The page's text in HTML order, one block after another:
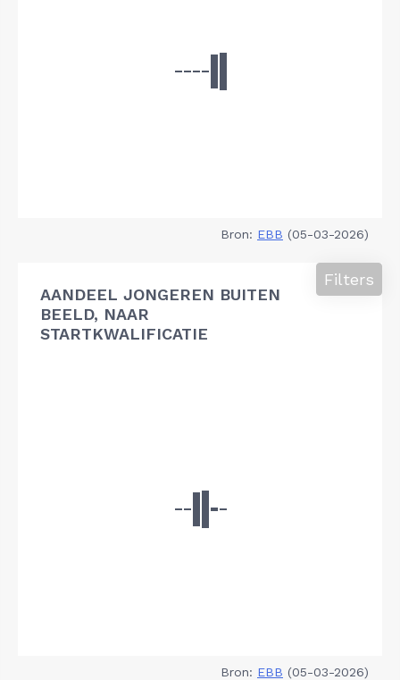
Bron: EBB (05-03-2026)
AANDEEL JONGEREN BUITEN
BEELD, NAAR
STARTKWALIFICATIE
Filters
Bron: EBB (05-03-2026)